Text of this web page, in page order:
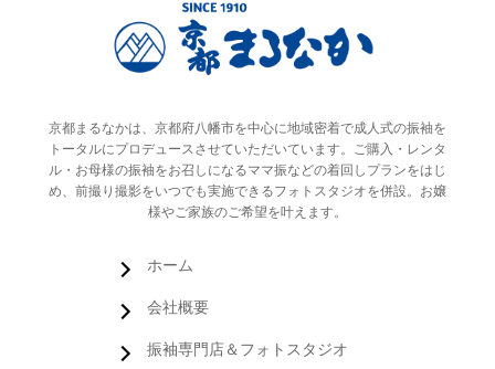
京都まるなかは、京都府八幡市を中心に地域密着で成人式の振袖を
トータルにプロデュースさせていただいています。ご購入・レンタ
ル・お母様の振袖をお召しになるママ振などの着回しプランをはじ
め、前撮り撮影をいつでも実施できるフォトスタジオを併設。お嬢
様やご家族のご希望を叶えます。
ホーム
会社概要
振袖専門店＆フォトスタジオ